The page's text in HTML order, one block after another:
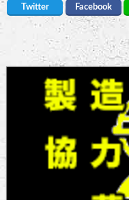
Twitter Facebook